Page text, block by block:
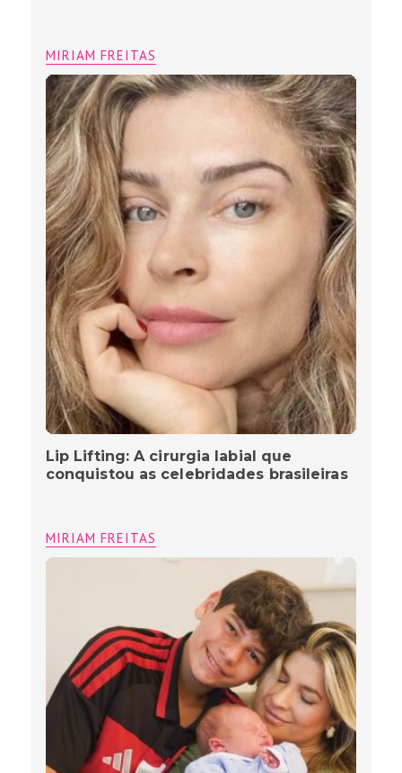
MIRIAM FREITAS
Lip Lifting: A cirurgia labial que
conquistou as celebridades brasileiras
MIRIAM FREITAS